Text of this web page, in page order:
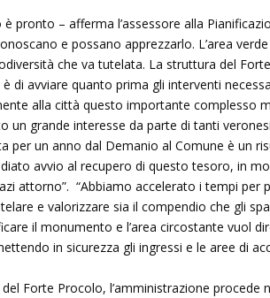
pronto – afferma l’assessore alla
e possano apprezzarlo. L’area
che va tutelata. La struttura del
di avviare quanto prima gli interventi
alla città questo importante complesso
grande interesse da parte di tanti
per un anno dal Demanio al Comune è un
avvio al recupero di questo tesoro, in
attorno”. “Abbiamo accelerato i tempi per
e valorizzare sia il compendio che gli
il monumento e l’area circostante vuol
in sicurezza gli ingressi e le aree di
Forte Procolo, l’amministrazione procede